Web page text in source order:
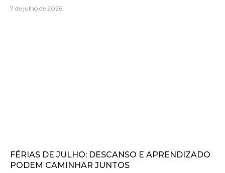
7 de julho de 2026
FÉRIAS DE JULHO: DESCANSO E APRENDIZADO
PODEM CAMINHAR JUNTOS